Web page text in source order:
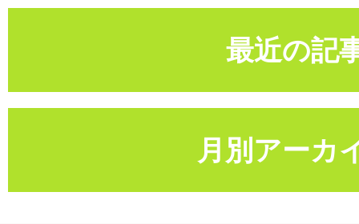
最近の記
月別アーカ